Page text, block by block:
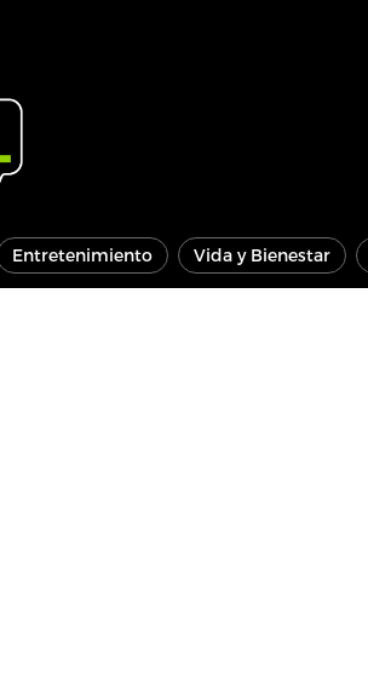
Entretenimiento Vida y Bienestar